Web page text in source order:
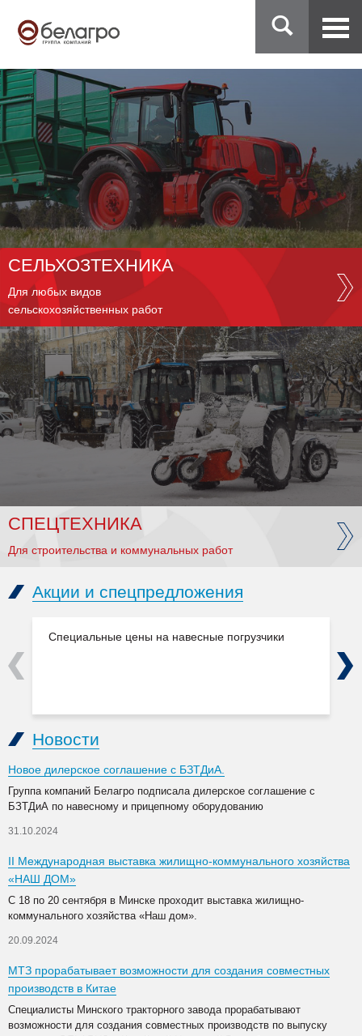
СЕЛЬХОЗТЕХНИКА
Для любых видов
сельскохозяйственных работ
СПЕЦТЕХНИКА
Для строительства и коммунальных работ
Акции и спецпредложения
Специальные цены на навесные погрузчики
Previous Next
Новости
Новое дилерское соглашение с БЗТДиА.
Группа компаний Белагро подписала дилерское соглашение с
БЗТДиА по навесному и прицепному оборудованию
31.10.2024
II Международная выставка жилищно-коммунального хозяйства
«НАШ ДОМ»
С 18 по 20 сентября в Минске проходит выставка жилищно-
коммунального хозяйства «Наш дом».
20.09.2024
МТЗ прорабатывает возможности для создания совместных
производств в Китае
Специалисты Минского тракторного завода прорабатывают
возможности для создания совместных производств по выпуску